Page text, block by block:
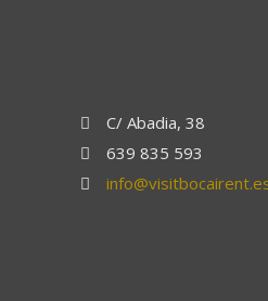
C/ Abadia, 38
639 835 593